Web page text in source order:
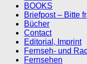
BOOKS
Briefpost – Bitte
Bücher
Contact
Editorial, Imprint
Fernseh- und
Fernsehen